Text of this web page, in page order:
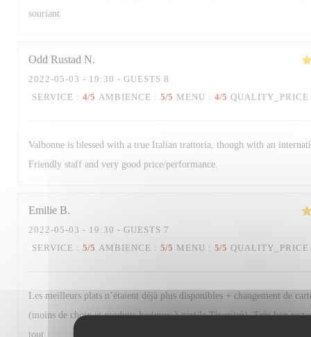
souriant.
Odd Rustad N
2022-05-03 - 19:30 - GUESTS 8
SERVICE : 4/5 AMBIENCE : 5/5 MENU : 4/5 QUALITY_PRICE
Valbonne is blessed with a true Italian trattoria, though with an
Friendly staff and very good price/performance.
Emilie B
2022-05-03 - 19:30 - GUESTS 7
SERVICE : 5/5 AMBIENCE : 5/5 MENU : 5/5 QUALITY_PRICE
Les meilleurs plats n’étaient déjà plus disponibles + changement de
(moins de choix et produits basiques à part le Tiramisù). Très bon
tout.